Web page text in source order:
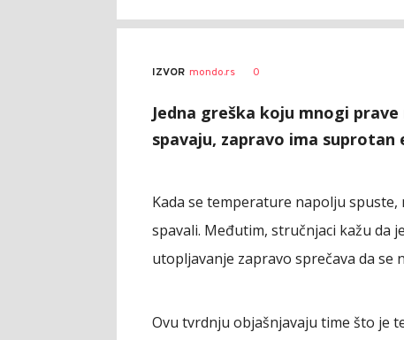
IZVOR mondo.rs 0
Jedna greška koju mnogi
spavaju, zapravo ima suprotan
Kada se temperature napolju
spavali. Međutim, stručnjaci kažu da
utopljavanje zapravo sprečava da se
Ovu tvrdnju objašnjavaju time što je